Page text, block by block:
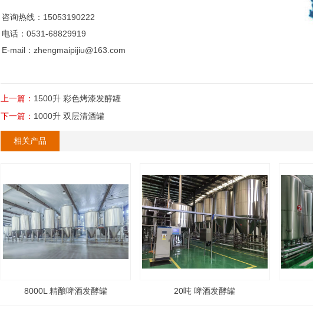
咨询热线：15053190222
电话：0531-68829919
E-mail：zhengmaipijiu@163.com
上一篇： 1500升 彩色烤漆发酵罐
下一篇： 1000升 双层清酒罐
相关产品
8000L 精酿啤酒发酵罐 20吨 啤酒发酵罐